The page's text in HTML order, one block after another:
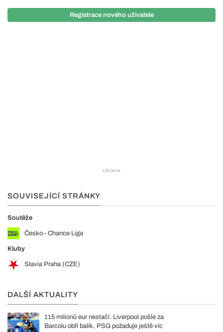
Registrace nového uživatele
SOUVISEJÍCÍ STRÁNKY
Soutěže
Česko - Chance Liga
Kluby
Slavia Praha (CZE)
DALŠÍ AKTUALITY
115 milionů eur nestačí. Liverpool pošle za
Barcolu obří balík, PSG požaduje ještě víc